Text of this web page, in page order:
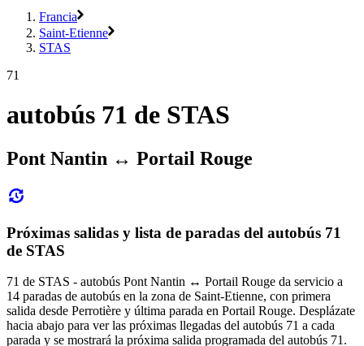
Francia
Saint-Etienne
STAS
71
autobús 71 de STAS
Pont Nantin ↔︎ Portail Rouge
Próximas salidas y lista de paradas del autobús 71
de STAS
71 de STAS - autobús Pont Nantin ↔︎ Portail Rouge da servicio a
14 paradas de autobús en la zona de Saint-Etienne, con primera
salida desde Perrotière y última parada en Portail Rouge. Desplázate
hacia abajo para ver las próximas llegadas del autobús 71 a cada
parada y se mostrará la próxima salida programada del autobús 71.